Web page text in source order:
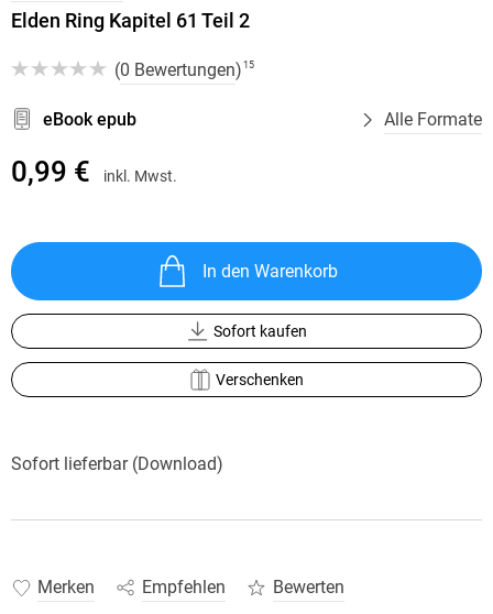
Elden Ring Kapitel 61 Teil 2
(0 Bewertungen) 15
eBook epub Alle Formate
0,99 € inkl. Mwst.
In den Warenkorb
Sofort kaufen
Verschenken
Sofort lieferbar (Download)
Merken Empfehlen Bewerten